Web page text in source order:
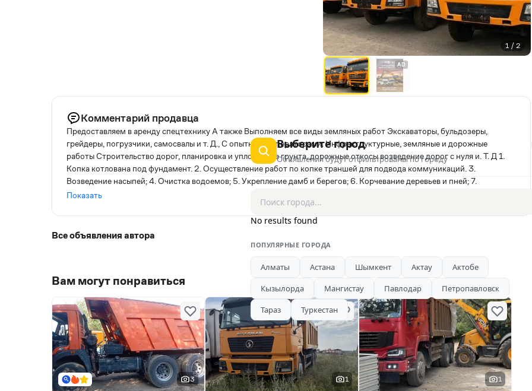
1 / 2
AD
Комментарий продавца
Предоставляем в аренду спецтехнику A также Выполняем все виды земляных работ Экскаваторы, бульдозеры,
грейдеры, погрузчики, самосвалы и т. Д., C опытными операторами. Инфраструктурные, земляные и дорожные
работы Строительство дорог, планировка и уплотнение грунта, дорожные откосы возведение дорог с нуля и. Т. Д 1.
Копка котлована под фундамент. 2. Осуществление работ по копке траншей для подвода коммуникаций. 3.
Возведение насыпей; 4. Очистка водоемов; 5. Укрепление дамб и берегов; 6. Корчевание деревьев и пней; 7.
Планирование участков в дорожном строительстве; 8. Засыпка площадок и заболоченных участков; 9. Уплотнение,
выемка, вывоз грунта и многие другие. Парк спецтехники: 1. Экскаваторы 2. Фронтальные погрузчики 3.
Экскаваторы-погрузчики 4. Грейдеры 5. Бульдозеры 6. Самосвалы 7. Катки и т. Д. Будем рады взаимовыгодному
сотрудничеству Любая форма оплаты
Показать
Все объявления автора
Вам могут понравиться
3 1 1
Выберите город
Объявления будут отфильтрованы по городу
No results found
ПОПУЛЯРНЫЕ ГОРОДА
Алматы Астана Шымкент Актау
Актобе
Кызылорда
Мангистау Павлодар
Петропавловск
Тараз
Туркестан